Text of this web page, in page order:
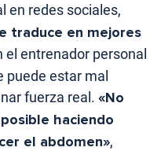
en redes sociales,
traduce en mejores
el entrenador personal
puede estar mal
fuerza real. «No
haciendo
el abdomen»,